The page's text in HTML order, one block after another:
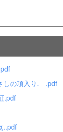
しの項入り. .pdf
.pdf
..pdf